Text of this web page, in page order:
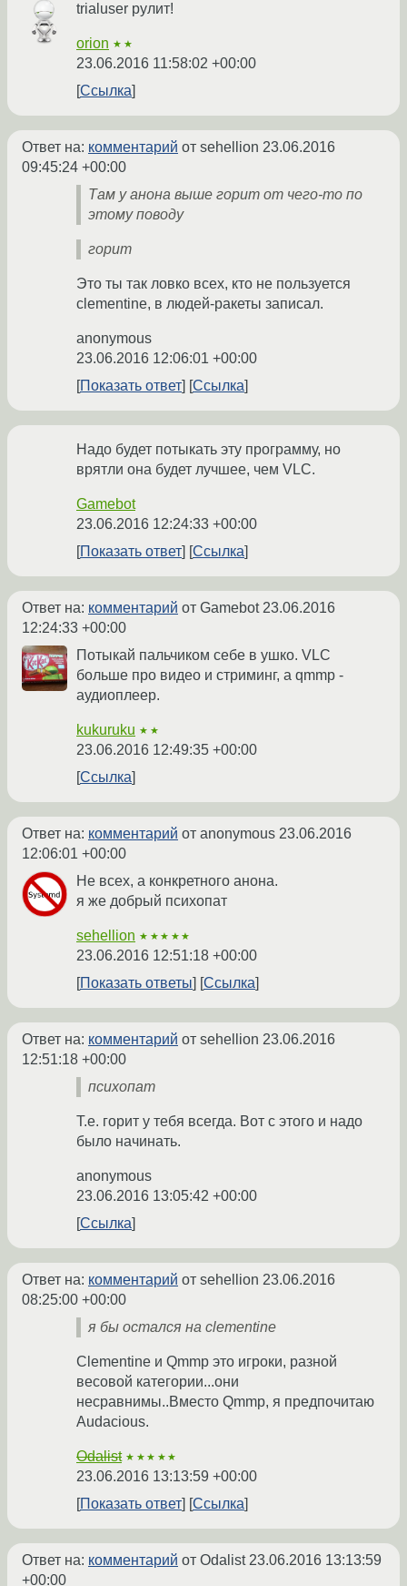
trialuser рулит!
orion ★★
23.06.2016 11:58:02 +00:00
Ссылка
Ответ на: комментарий от sehellion 23.06.2016
09:45:24 +00:00
Там у анона выше горит от чего-то по
этому поводу
горит
Это ты так ловко всех, кто не пользуется
clementine, в людей-ракеты записал.
anonymous
23.06.2016 12:06:01 +00:00
Показать ответ
Ссылка
Надо будет потыкать эту программу, но
врятли она будет лучшее, чем VLC.
Gamebot
23.06.2016 12:24:33 +00:00
Показать ответ
Ссылка
Ответ на: комментарий от Gamebot23.06.2016
12:24:33 +00:00
Потыкай пальчиком себе в ушко. VLC
больше про видео и стриминг, а qmmp -
аудиоплеер.
kukuruku ★★
23.06.2016 12:49:35 +00:00
Ссылка
Ответ на: комментарий от anonymous 23.06.2016
12:06:01 +00:00
Не всех, а конкретного анона.
я же добрый психопат
sehellion ★★★★★
23.06.2016 12:51:18 +00:00
Показать ответы
Ссылка
Ответ на: комментарий от sehellion 23.06.2016
12:51:18 +00:00
психопат
Т.е. горит у тебя всегда. Вот с этого и надо
было начинать.
anonymous
23.06.2016 13:05:42 +00:00
Ссылка
Ответ на: комментарий от sehellion 23.06.2016
08:25:00 +00:00
я бы остался на clementine
Clementine и Qmmp это игроки, разной
весовой категории...они
несравнимы..Вместо Qmmp, я предпочитаю
Audacious.
Odalist ★★★★★
23.06.2016 13:13:59 +00:00
Показать ответ
Ссылка
Ответ на: комментарий от Odalist23.06.2016 13:13:59
+00:00